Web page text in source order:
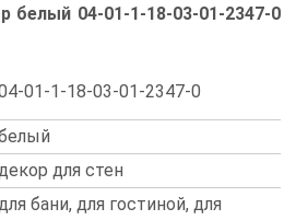
белый 04-01-1-18-03-01-2347-0
01-1-18-03-01-2347-0
для стен
бани, для гостиной, для